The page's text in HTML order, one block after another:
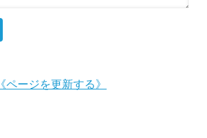
《ページを更新する》